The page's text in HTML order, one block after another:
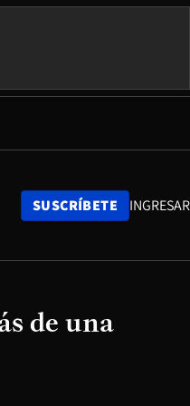
SUSCRÍBETE INGRESAR
de una